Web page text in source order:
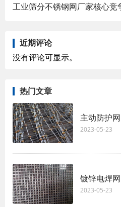
工业筛分不锈钢网厂家核心竞
近期评论
没有评论可显示。
热门文章
主​动防护
2023-05-23
镀锌电焊
2023-05-23